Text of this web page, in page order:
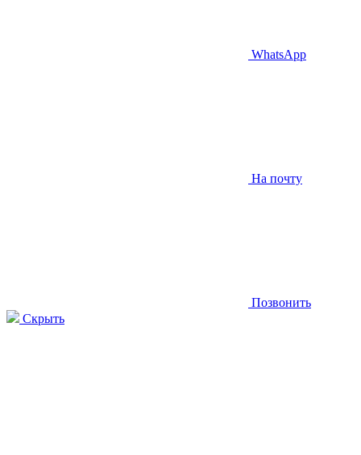
WhatsApp
На почту
Позвонить
Скрыть